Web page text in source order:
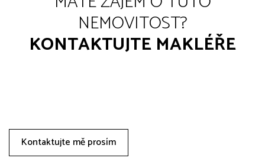
NEMOVITOST?
KONTAKTUJTE MAKLÉŘE
Kontaktujte mě prosím